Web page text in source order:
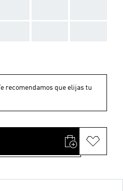
Te recomendamos que elijas tu